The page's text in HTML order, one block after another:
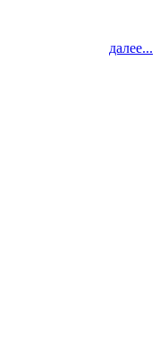
далее...